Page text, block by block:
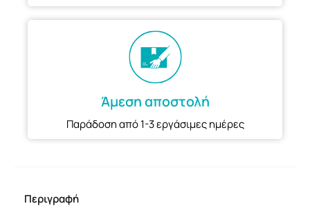
Άμεση αποστολή
Παράδοση από 1-3 εργάσιμες ημέρες
Περιγραφή